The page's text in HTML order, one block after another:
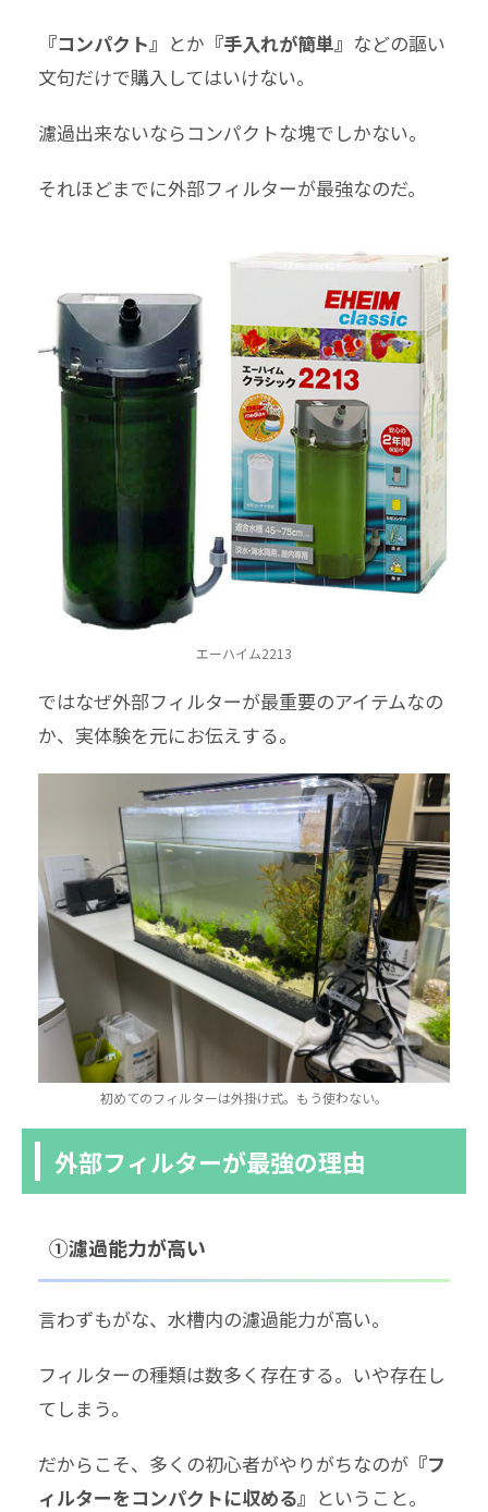
『コンパクト』 とか 『手入れが簡単』 などの謳い
文句だけで購入してはいけない。
濾過出来ないならコンパクトな塊でしかない。
それほどまでに外部フィルターが最強なのだ。
エーハイム2213
ではなぜ外部フィルターが最重要のアイテムなの
か、実体験を元にお伝えする。
初めてのフィルターは外掛け式。もう使わない。
外部フィルターが最強の理由
①濾過能力が高い
言わずもがな、水槽内の濾過能力が高い。
フィルターの種類は数多く存在する。いや存在し
てしまう。
だからこそ、多くの初心者がやりがちなのが 『フ
ィルターをコンパクトに収める』 ということ。